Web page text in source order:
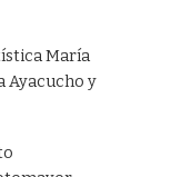
María
y